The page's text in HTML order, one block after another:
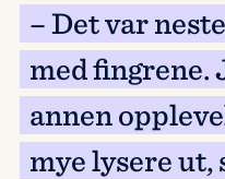
– Det var
med fingrene.
annen
mye lysere ut,